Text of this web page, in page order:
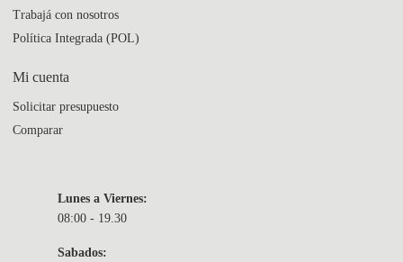
Trabajá con nosotros
Política Integrada (POL)
Mi cuenta
Solicitar presupuesto
Comparar
Lunes a Viernes:
08:00 - 19.30
Sabados: